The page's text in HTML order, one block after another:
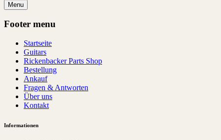
Menu
Footer menu
Startseite
Guitars
Rickenbacker Parts Shop
Bestellung
Ankauf
Fragen & Antworten
Über uns
Kontakt
Informationen